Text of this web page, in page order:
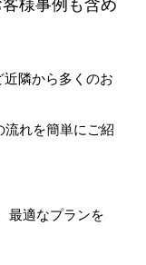
様事例も含め
隣から多くのお
流れを簡単にご紹
最適なプランを